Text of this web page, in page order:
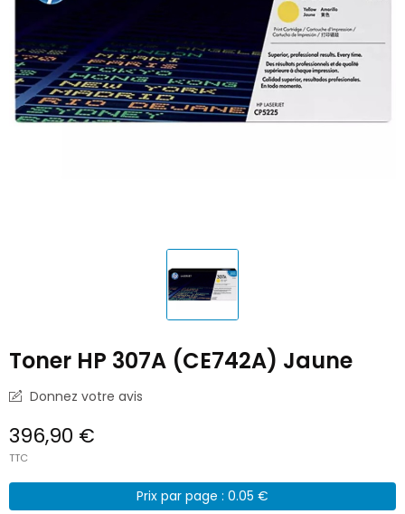
Toner HP 307A (CE742A) Jaune
Donnez votre avis
396,90 €
TTC
Prix par page : 0.05 €